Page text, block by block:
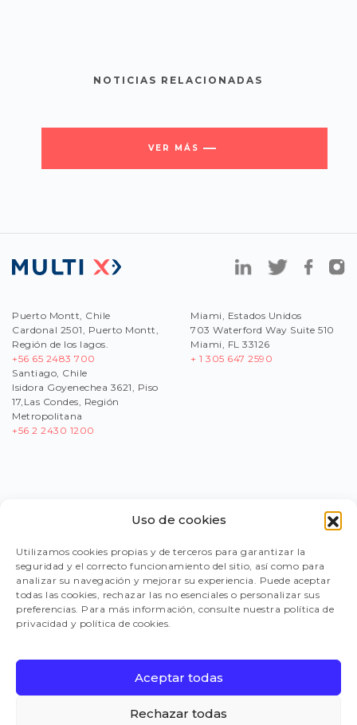
Uso de cookies
Utilizamos cookies propias y de terceros para garantizar la
seguridad y el correcto funcionamiento del sitio, así como para
analizar su navegación y mejorar su experiencia. Puede aceptar
todas las cookies, rechazar las no esenciales o personalizar sus
preferencias. Para más información, consulte nuestra política de
privacidad y política de cookies.
Aceptar todas
Rechazar todas
NOTICIAS RELACIONADAS
VER MÁS
Puerto Montt, Chile
Cardonal 2501, Puerto Montt,
Región de los lagos.
+56 65 2483 700
Santiago, Chile
Isidora Goyenechea 3621, Piso
17,Las Condes, Región
Metropolitana
+56 2 2430 1200
Miami, Estados Unidos
703 Waterford Way Suite 510
Miami, FL 33126
+ 1 305 647 2590
PORTAL PROVEEDORES
LEGISLACIÓN